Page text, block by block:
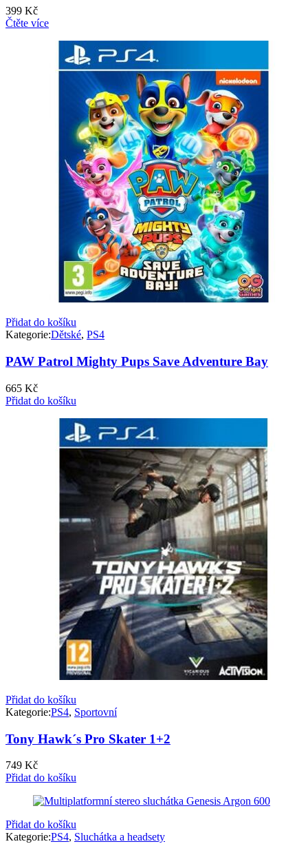
399 Kč
Čtěte více
Přidat do košíku
Kategorie:Dětské, PS4
PAW Patrol Mighty Pups Save Adventure Bay
665 Kč
Přidat do košíku
Přidat do košíku
Kategorie:PS4, Sportovní
Tony Hawk´s Pro Skater 1+2
749 Kč
Přidat do košíku
Přidat do košíku
Kategorie:PS4, Sluchátka a headsety